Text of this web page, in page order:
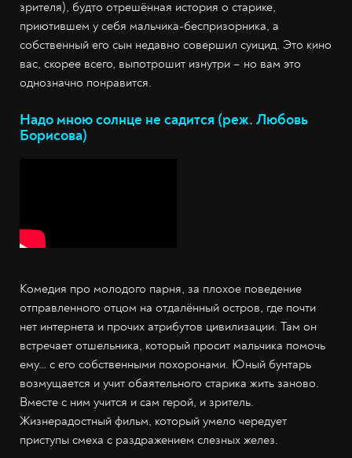
зрителя), будто отрешённая история о старике,
приютившем у себя мальчика-беспризорника, а
собственный его сын недавно совершил суицид. Это кино
вас, скорее всего, выпотрошит изнутри – но вам это
однозначно понравится.
Надо мною солнце не садится (реж. Любовь
Борисова)
Комедия про молодого парня, за плохое поведение
отправленного отцом на отдалённый остров, где почти
нет интернета и прочих атрибутов цивилизации. Там он
встречает отшельника, который просит мальчика помочь
ему… с его собственными похоронами. Юный бунтарь
возмущается и учит обаятельного старика жить заново.
Вместе с ним учится и сам герой, и зритель.
Жизнерадостный фильм, который умело чередует
приступы смеха с раздражением слезных желез.